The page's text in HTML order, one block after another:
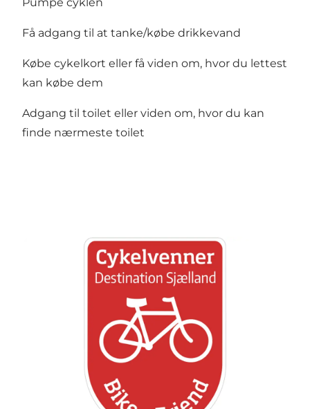
Pumpe cyklen
Få adgang til at tanke/købe drikkevand
Købe cykelkort eller få viden om, hvor du lettest
kan købe dem
Adgang til toilet eller viden om, hvor du kan
finde nærmeste toilet